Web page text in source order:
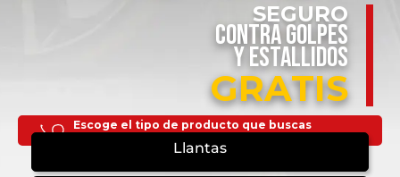
SEGURO
CONTRA GOLPES
Y ESTALLIDOS
GRATIS
Escoge el tipo de producto que buscas
Llantas